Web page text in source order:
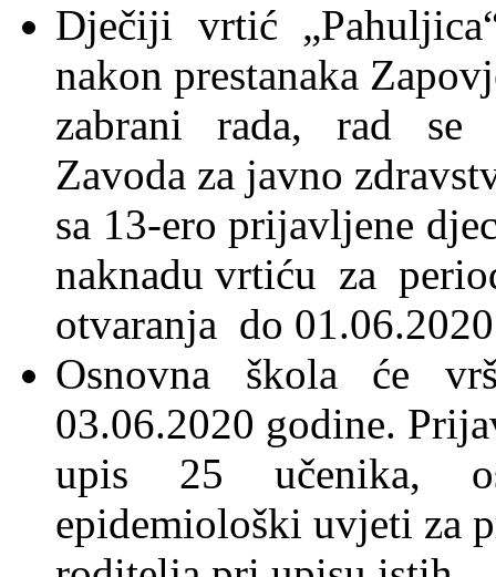
Dječiji vrtić
nakon prestanaka
zabrani rada, rad se
Zavoda za javno
sa 13-ero prijavljene
naknadu vrtiću za
otvaranja do
Osnovna škola će
03.06.2020 godine.
upis 25 učenika,
epidemiološki uvjeti za